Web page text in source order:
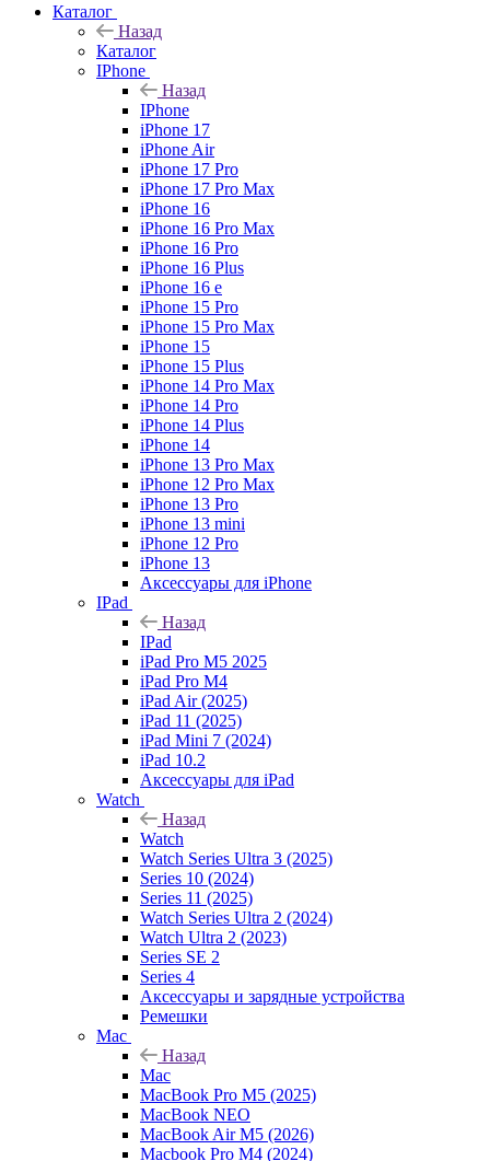
Каталог
Назад
Каталог
IPhone
Назад
IPhone
iPhone 17
iPhone Air
iPhone 17 Pro
iPhone 17 Pro Max
iPhone 16
iPhone 16 Pro Max
iPhone 16 Pro
iPhone 16 Plus
iPhone 16 e
iPhone 15 Pro
iPhone 15 Pro Max
iPhone 15
iPhone 15 Plus
iPhone 14 Pro Max
iPhone 14 Pro
iPhone 14 Plus
iPhone 14
iPhone 13 Pro Max
iPhone 12 Pro Max
iPhone 13 Pro
iPhone 13 mini
iPhone 12 Pro
iPhone 13
Аксессуары для iPhone
IPad
Назад
IPad
iPad Pro M5 2025
iPad Pro M4
iPad Air (2025)
iPad 11 (2025)
iPad Mini 7 (2024)
iPad 10.2
Аксессуары для iPad
Watch
Назад
Watch
Watch Series Ultra 3 (2025)
Series 10 (2024)
Series 11 (2025)
Watch Series Ultra 2 (2024)
Watch Ultra 2 (2023)
Series SE 2
Series 4
Аксессуары и зарядные устройства
Ремешки
Mac
Назад
Mac
MacBook Pro M5 (2025)
MacBook NEO
MacBook Air M5 (2026)
Macbook Pro M4 (2024)